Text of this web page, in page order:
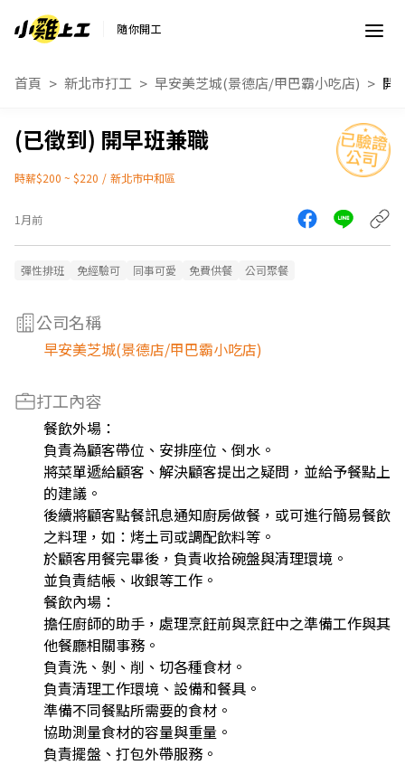
隨你開工
首頁 新北市打工 早安美芝城(景德店/甲巴霸小吃店) 開
開早班兼職
時薪$200 ~ $220 / 新北市中和區
1月前
彈性排班 免經驗可 同事可愛 免費供餐 公司聚餐
公司名稱
早安美芝城(景德店/甲巴霸小吃店)
打工內容
餐飲外場：
負責為顧客帶位、安排座位、倒水。
將菜單遞給顧客、解決顧客提出之疑問，並給予餐點上
的建議。
後續將顧客點餐訊息通知廚房做餐，或可進行簡易餐飲
之料理，如：烤土司或調配飲料等。
於顧客用餐完畢後，負責收拾碗盤與清理環境。
並負責結帳、收銀等工作。
餐飲內場：
擔任廚師的助手，處理烹飪前與烹飪中之準備工作與其
他餐廳相關事務。
負責洗、剝、削、切各種食材。
負責清理工作環境、設備和餐具。
準備不同餐點所需要的食材。
協助測量食材的容量與重量。
負責擺盤、打包外帶服務。